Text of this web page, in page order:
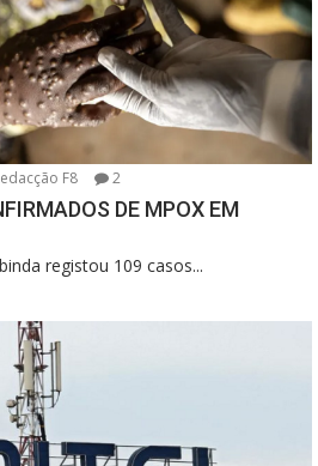
F8 2
DE MPOX EM
registou 109 casos...